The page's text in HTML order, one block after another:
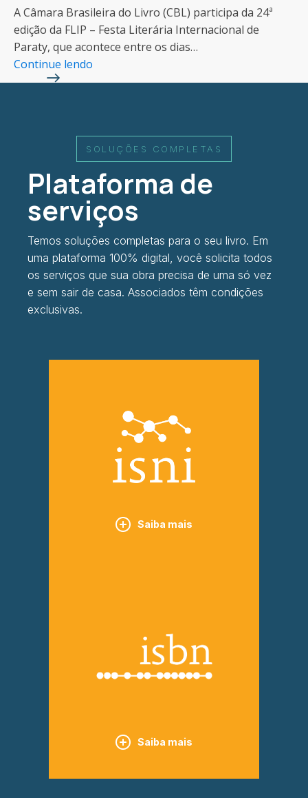
A Câmara Brasileira do Livro (CBL) participa da 24ª
edição da FLIP – Festa Literária Internacional de
Paraty, que acontece entre os dias…
Continue lendo
SOLUÇÕES COMPLETAS
Plataforma de
serviços
Temos soluções completas para o seu livro. Em
uma plataforma 100% digital, você solicita todos
os serviços que sua obra precisa de uma só vez
e sem sair de casa. Associados têm condições
exclusivas.
Saiba mais
Saiba mais